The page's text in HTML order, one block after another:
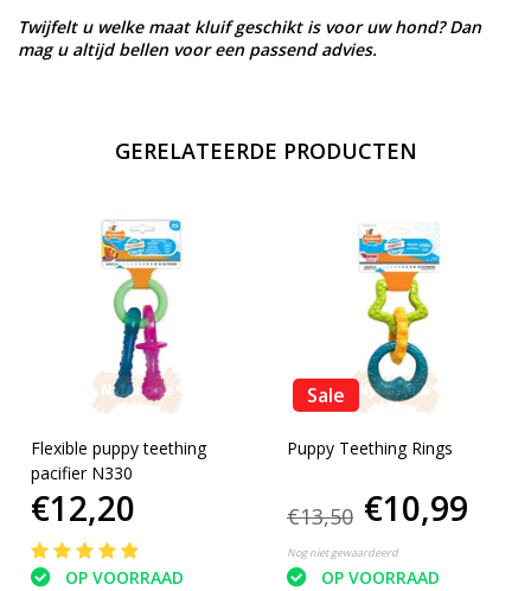
Twijfelt u welke maat kluif geschikt is voor uw hond? Dan
mag u altijd bellen voor een passend advies.
GERELATEERDE PRODUCTEN
Flexible puppy teething
pacifier N330
€12,20
OP VOORRAAD
Sale
Puppy Teething Rings
€13,50 €10,99
Nog niet gewaardeerd
OP VOORRAAD